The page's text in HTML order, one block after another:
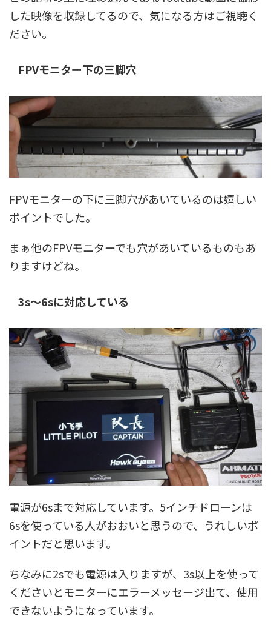
した映像を収録してるので、気になる方はご視聴く
ださい。
FPVモニター下の三脚穴
FPVモニターの下に三脚穴があいているのは嬉しい
ポイントでした。
まぁ他のFPVモニターでも穴があいているものもあ
りますけどね。
3s〜6sに対応している
電源が6sまで対応しています。5インチドローンは
6sを使っている人がおおいと思うので、うれしいポ
イントだと思います。
ちなみに2sでも電源は入りますが、3s以上を使って
くださいとモニターにエラーメッセージ出て、使用
できないようになっています。